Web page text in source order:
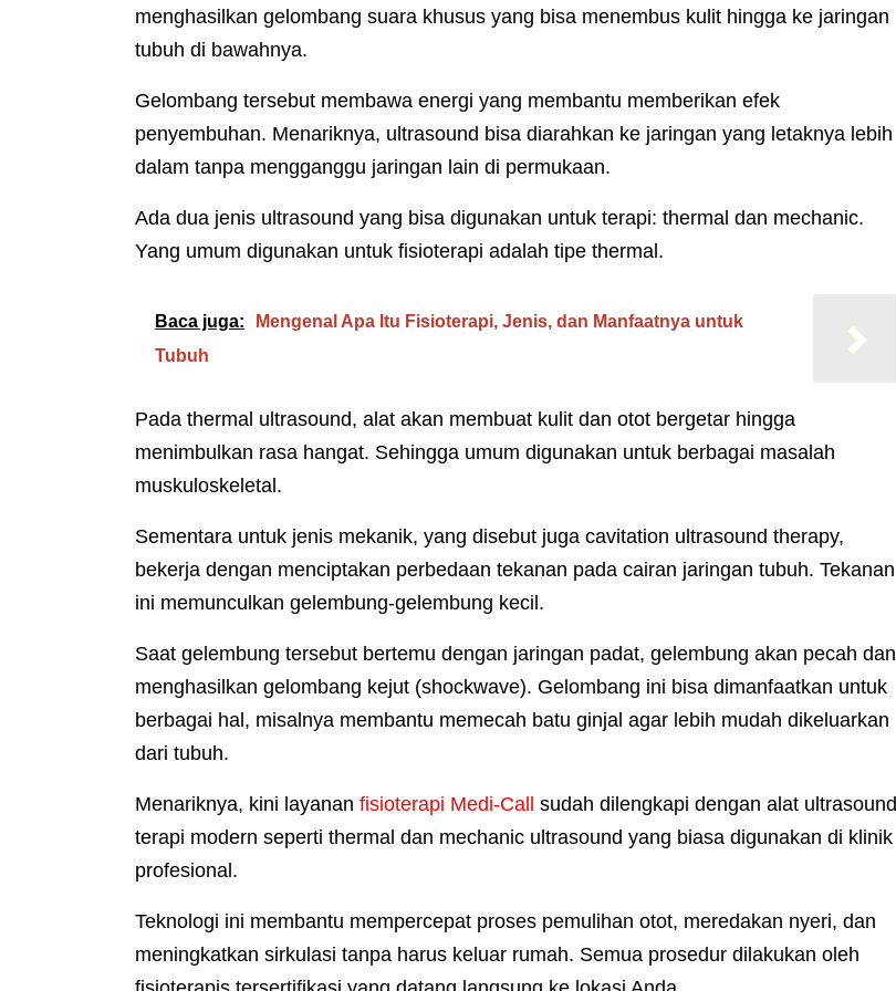
menghasilkan gelombang suara khusus yang bisa menembus kulit hingga ke jaringan
tubuh di bawahnya.
Gelombang tersebut membawa energi yang membantu memberikan efek
penyembuhan. Menariknya, ultrasound bisa diarahkan ke jaringan yang letaknya lebih
dalam tanpa mengganggu jaringan lain di permukaan.
Ada dua jenis ultrasound yang bisa digunakan untuk terapi: thermal dan mechanic.
Yang umum digunakan untuk fisioterapi adalah tipe thermal.
Baca juga:
Mengenal Apa Itu Fisioterapi, Jenis, dan Manfaatnya untuk
Tubuh
Pada thermal ultrasound, alat akan membuat kulit dan otot bergetar hingga
menimbulkan rasa hangat. Sehingga umum digunakan untuk berbagai masalah
muskuloskeletal.
Sementara untuk jenis mekanik, yang disebut juga cavitation ultrasound therapy,
bekerja dengan menciptakan perbedaan tekanan pada cairan jaringan tubuh. Tekanan
ini memunculkan gelembung-gelembung kecil.
Saat gelembung tersebut bertemu dengan jaringan padat, gelembung akan pecah dan
menghasilkan gelombang kejut (shockwave). Gelombang ini bisa dimanfaatkan untuk
berbagai hal, misalnya membantu memecah batu ginjal agar lebih mudah dikeluarkan
dari tubuh.
Menariknya, kini layanan fisioterapi Medi-Call
sudah dilengkapi dengan alat ultrasound
terapi modern seperti thermal dan mechanic ultrasound yang biasa digunakan di klinik
profesional.
Teknologi ini membantu mempercepat proses pemulihan otot, meredakan nyeri, dan
meningkatkan sirkulasi tanpa harus keluar rumah. Semua prosedur dilakukan oleh